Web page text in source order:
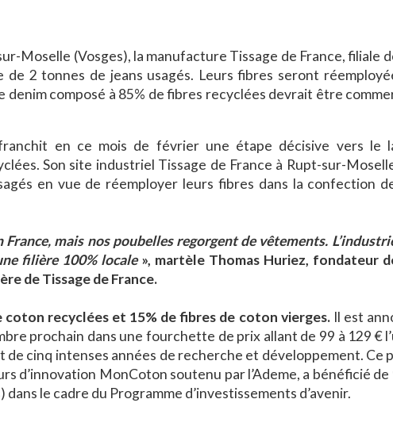
Moselle (Vosges), la manufacture Tissage de France, filiale
2 tonnes de jeans usagés. Leurs fibres seront
composé à 85% de fibres recyclées devrait être
en ce mois de février une étape décisive vers le
Son site industriel Tissage de France à Rupt-sur-
en vue de réemployer leurs fibres dans la confection
mais nos poubelles regorgent de vêtements.
filière 100% locale», martèle Thomas Huriez, fondateur
de Tissage de France.
coton recyclées et 15% de fibres de coton vierges.Il est
prochain dans une fourchette de prix allant de 99 à 129 €
de cinq intenses années de recherche et développement. Ce
d’innovation MonCoton soutenu par l’Ademe, a bénéficié
le cadre du Programme d’investissements d’avenir.